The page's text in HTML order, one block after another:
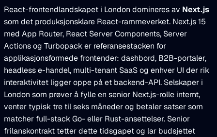
React-frontendlandskapet i London domineres av Next.js
som det produksjonsklare React-rammeverket. Next.js 15
med App Router, React Server Components, Server
Actions og Turbopack er referansestacken for
applikasjonsformede frontender: dashbord, B2B-portaler,
headless e-handel, multi-tenant SaaS og enhver UI der rik
interaktivitet ligger oppe på et backend-API. Selskaper i
London som prøver å fylle en senior Next.js-rolle internt,
venter typisk tre til seks måneder og betaler satser som
matcher full-stack Go- eller Rust-ansettelser. Senior
frilanskontrakt tetter dette tidsgapet og lar budsjettet